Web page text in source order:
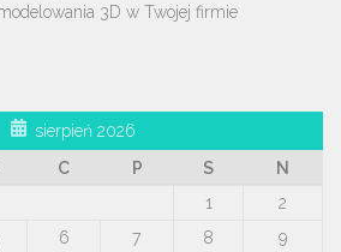
3D w Twojej firmie
sierpień 2026
C P S
N
1
2
6 7 8 9